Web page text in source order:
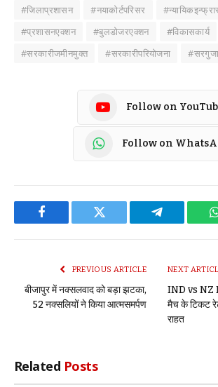
#जिलाप्रशासन
#नयाकोर्टपरिसर
#प्रशासनएक्शन
#बुलडोजरएक्शन #विकासकार्य
#सरकारीजमीनमुक्त
#सरकारीपरियोजना
Follow on
Follow on
Facebook Twitter Telegram
PREVIOUS ARTICLE
बीजापुर में नक्सलवाद को बड़ा झटका,
52 नक्सलियों ने किया आत्मसमर्पण
NEXT
IND vs NZ
मैच के टिकट
राहत
Related Posts